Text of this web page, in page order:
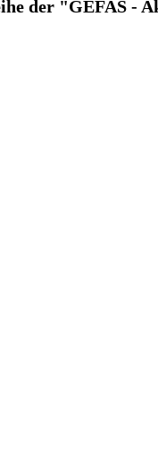
der "GEFAS -